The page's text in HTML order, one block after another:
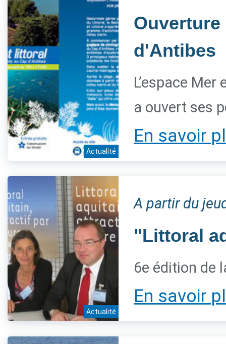
Actualité
Ouverture
d'Antibes
L’espace
a ouvert ses
En savoir
Actualité
A partir du
"Littoral
6e édition de
En savoir